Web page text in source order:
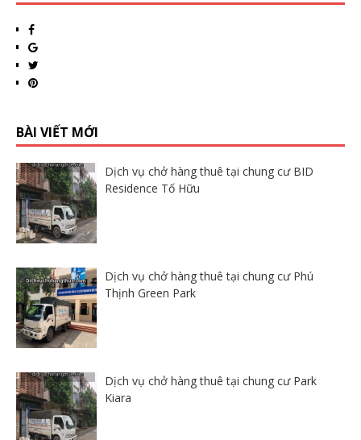
BÀI VIẾT MỚI
Dịch vụ chở hàng thuê tại chung cư BID
Residence Tố Hữu
Dịch vụ chở hàng thuê tại chung cư Phú
Thịnh Green Park
Dịch vụ chở hàng thuê tại chung cư Park
Kiara